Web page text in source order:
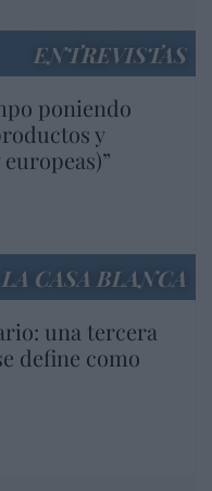
ENTREVISTAS
poniendo
y
LA CASA BLANCA
una tercera
define como